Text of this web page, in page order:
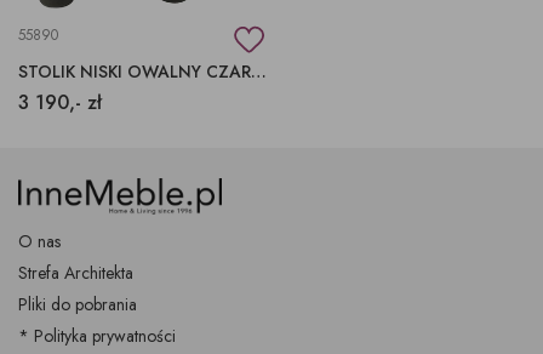
55890
STOLIK NISKI OWALNY CZARNY 160CM, STOLIK PODŁUŻNY
3 190,- zł
O nas
Strefa Architekta
Pliki do pobrania
* Polityka prywatności